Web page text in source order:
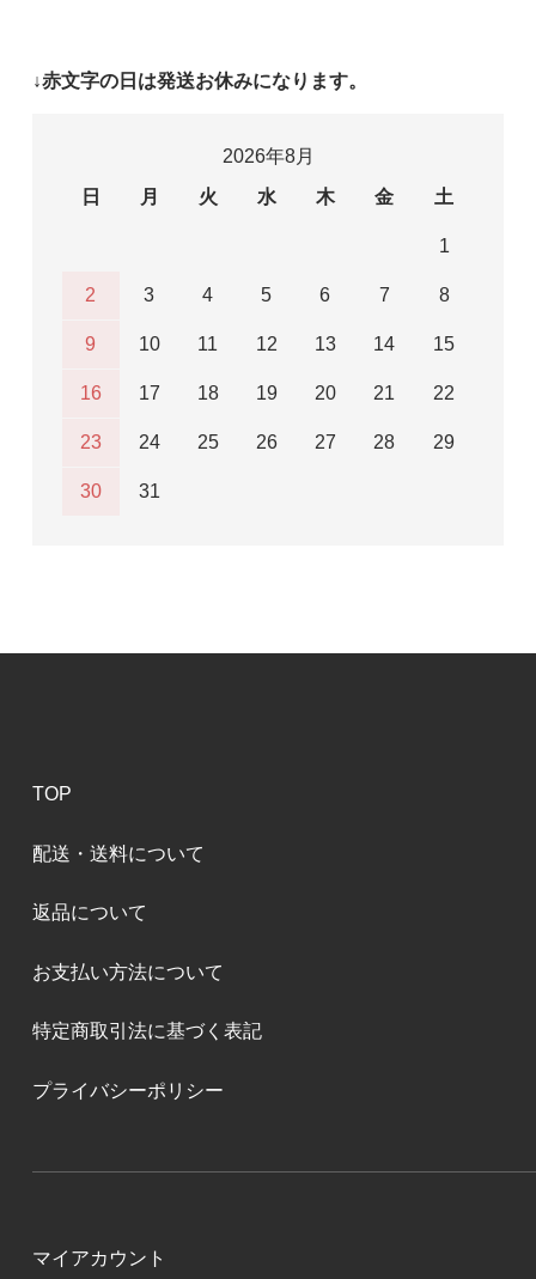
↓赤文字の日は発送お休みになります。
2026年8月
日
月 火 水 木 金 土
1
2 3 4 5 6 7 8
9 10 11 12 13 14 15
16 17 18 19 20 21 22
23 24 25 26 27 28 29
30 31
TOP
配送・送料について
返品について
お支払い方法について
特定商取引法に基づく表記
プライバシーポリシー
マイアカウント